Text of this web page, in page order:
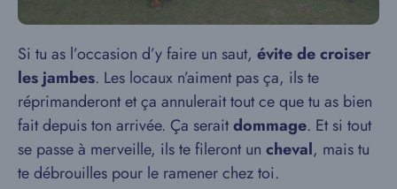
Si tu as l’occasion d’y faire un saut, évite de croiser
les jambes. Les locaux n’aiment pas ça, ils te
réprimanderont et ça annulerait tout ce que tu as bien
fait depuis ton arrivée. Ça seraitdommage. Et si tout
se passe à merveille, ils te fileront un cheval, mais tu
te débrouilles pour le ramener chez toi.